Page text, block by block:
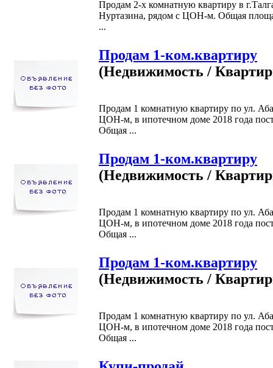
Продам 2-х комнатную квартиру в
Нуртазина, рядом с ЦОН-м. Общая
...
Продам 1-ком.квартиру
(Недвижимость /
Продам 1 комнатную квартиру по ул.
ЦОН-м, в ипотечном доме 2018 года
Общая ...
Продам 1-ком.квартиру
(Недвижимость /
Продам 1 комнатную квартиру по ул.
ЦОН-м, в ипотечном доме 2018 года
Общая ...
Продам 1-ком.квартиру
(Недвижимость /
Продам 1 комнатную квартиру по ул.
ЦОН-м, в ипотечном доме 2018 года
Общая ...